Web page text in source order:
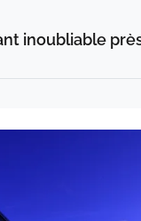
inoubliable